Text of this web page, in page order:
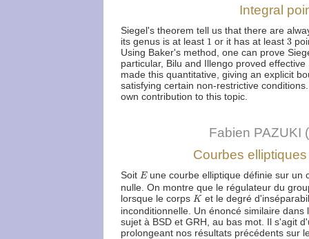
Integral
Siegel's theorem tell us that there are
its genus is at least 1
1 or it has at least 3
3
Using Baker's method, one can prove
particular, Bilu and Illengo proved
made this quantitative, giving an explicit
satisfying certain non-restrictive
own contribution to this topic.
Fabien PAZUKI
Courbes
Soit E
Eune courbe elliptique définie sur un
nulle. On montre que le régulateur du
lorsque le corps K
K et le degré
inconditionnelle. Un énoncé similaire
sujet à BSD et GRH, au bas mot. Il s'agit
prolongeant nos résultats précédents sur